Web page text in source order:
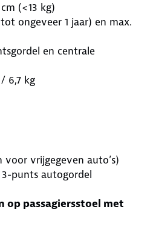
(<13 kg)
ongeveer 1 jaar) en max.
en centrale
6,7 kg
voor vrijgegeven auto’s)
punts autogordel
op passagiersstoel met